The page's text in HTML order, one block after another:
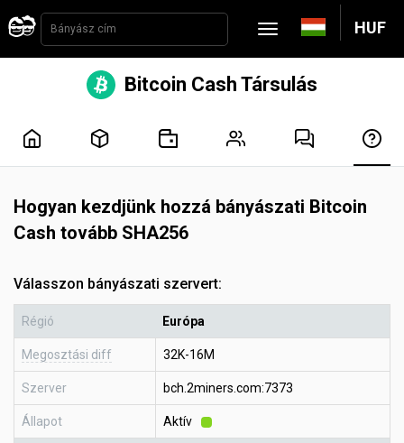
HUF
Bitcoin Cash Társulás
Hogyan kezdjünk hozzá bányászati Bitcoin
Cash tovább SHA256
Válasszon bányászati szervert:
Régió Európa
Megosztási diff 32K-16M
Szerver bch.2miners.com:7373
Állapot Aktív